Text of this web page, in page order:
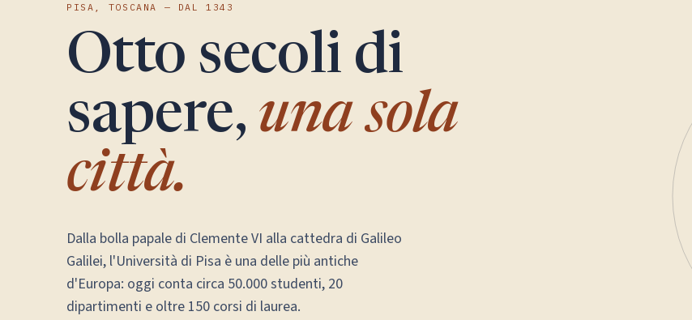
PISA, TOSCANA — DAL 1343
Otto secoli di
sapere, una sola
città.
Dalla bolla papale di Clemente VI alla cattedra di Galileo
Galilei, l'Università di Pisa è una delle più antiche
d'Europa: oggi conta circa 50.000 studenti, 20
dipartimenti e oltre 150 corsi di laurea.